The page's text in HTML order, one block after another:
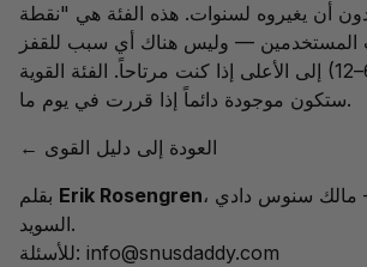
أن يغيروه لسنوات. هذه الفئة هي "نقطة
المستخدمين — وليس هناك أي سبب للقفز
إلى الأعلى إذا كنت مرتاحاً.
ستكون موجودة دائماً إذا قررت في يوم ما.
← العودة إلى دليل القوى
Erik Rosengren، مالك سنوس دادي — Lidköping،
السويد.
للأسئلة: info@snusdaddy.com